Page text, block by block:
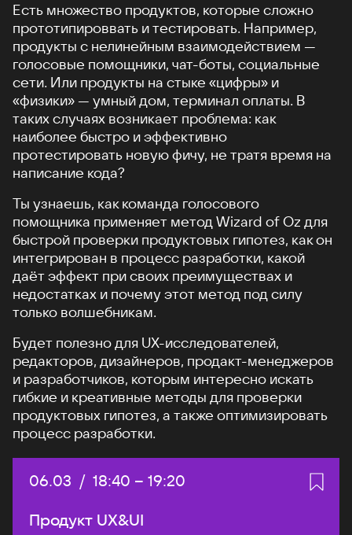
Есть множество продуктов, которые сложно
прототипироввать и тестировать. Например,
продукты с нелинейным взаимодействием —
голосовые помощники, чат-боты, социальные
сети. Или продукты на стыке «цифры» и
«физики» — умный дом, терминал оплаты. В
таких случаях возникает проблема: как
наиболее быстро и эффективно
протестировать новую фичу, не тратя время на
написание кода?
Ты узнаешь, как команда голосового
помощника применяет метод Wizard of Oz для
быстрой проверки продуктовых гипотез, как он
интегрирован в процесс разработки, какой
даёт эффект при своих преимуществах и
недостатках и почему этот метод под силу
только волшебникам.
Будет полезно для UX-исследователей,
редакторов, дизайнеров, продакт-менеджеров
и разработчиков, которым интересно искать
гибкие и креативные методы для проверки
продуктовых гипотез, а также оптимизировать
процесс разработки.
Дата:
06.03 / Начало:
18:40 – Конец:
19:20
Продукт UX&UI